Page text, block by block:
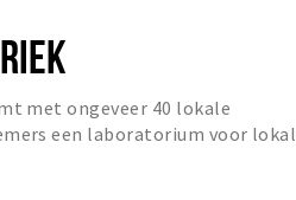
met ongeveer 40 lokale
een laboratorium voor